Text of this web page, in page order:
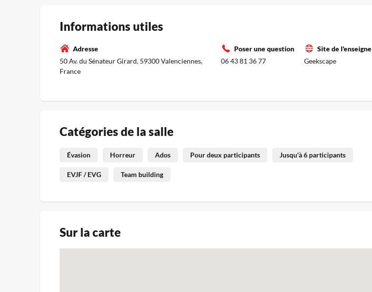
Informations utiles
Adresse
50 Av. du Sénateur Girard, 59300 Valenciennes,
France
Poser une question
06 43 81 36 77
Site de l'enseigne
Geekscape
Catégories de la salle
Évasion Horreur Ados Pour deux participants Jusqu'à 6 participants
EVJF / EVG Team building
Sur la carte